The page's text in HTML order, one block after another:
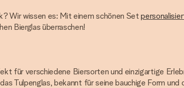
Wir wissen es: Mit einem schönen Set
Bierglas überraschen!
für verschiedene Biersorten und einzigartige
Tulpenglas, bekannt für seine bauchige Form